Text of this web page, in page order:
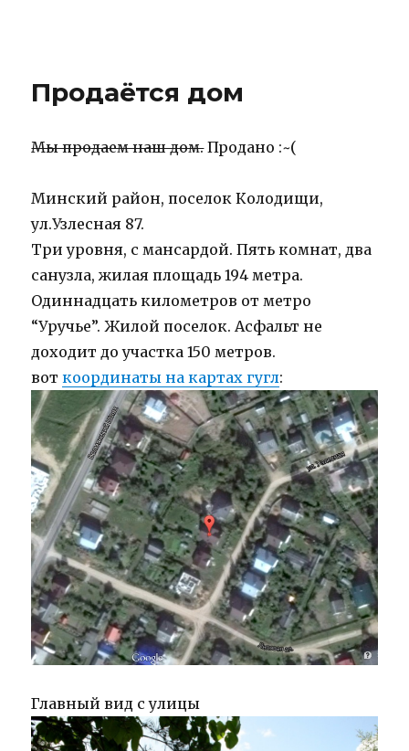
Продаётся дом
Мы продаем наш дом.Продано :~(
Минский район, поселок Колодищи,
ул.Узлесная 87.
Три уровня, с мансардой. Пять комнат, два
санузла, жилая площадь 194 метра.
Одиннадцать километров от метро
“Уручье”. Жилой поселок. Асфальт не
доходит до участка 150 метров.
воткоординаты на картах гугл:
Главный вид с улицы